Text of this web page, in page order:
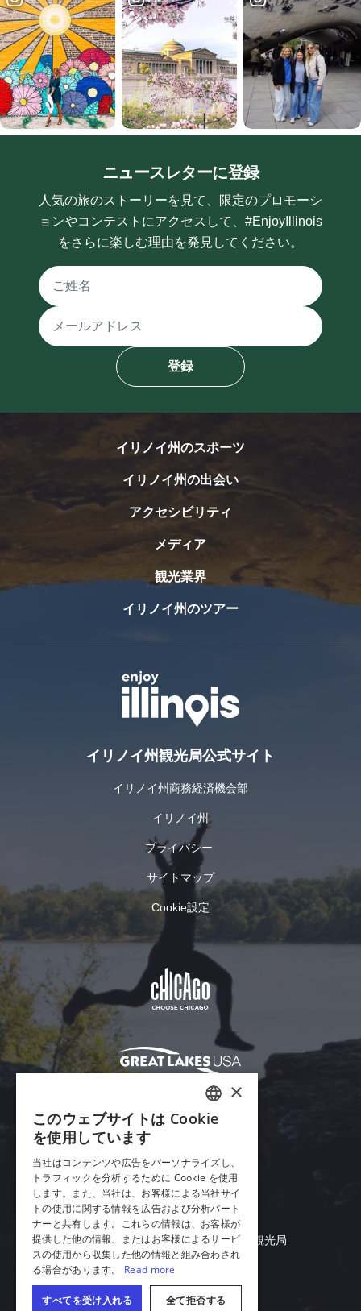
ニュースレターに登録
人気の旅のストーリーを見て、限定のプロモーシ
ョンやコンテストにアクセスして、#EnjoyIllinois
をさらに楽しむ理由を発見してください。
氏名
メールアドレス
登録
イリノイ州のスポーツ
イリノイ州の出会い
アクセシビリティ
メディア
観光業界
イリノイ州のツアー
イリノイ州観光局公式サイト
イリノイ州商務経済機会部
イリノイ州
プライバシー
サイトマップ
Cookie設定
Adobe Readerをダウンロード
© 2026 イリノイ州商務経済機会局 観光局
日本語
ENGLISH
SPANISH
ITALIAN
FRENCH
JAPANESE
×
このウェブサイトは Cookie
を使用しています
当社はコンテンツや広告をパーソナライズし、
トラフィックを分析するために Cookie を使用
します。また、当社は、お客様による当社サイ
トの使用に関する情報を広告および分析パート
ナーと共有します。これらの情報は、お客様が
提供した他の情報、またはお客様によるサービ
スの使用から収集した他の情報と組み合わされ
る場合があります。
Read more
すべてを受け入れる 全て拒否する